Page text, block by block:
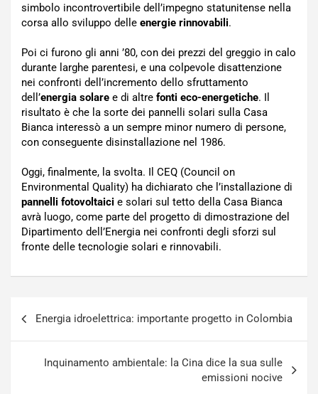
simbolo incontrovertibile dell’impegno statunitense nella
corsa allo sviluppo delle energie rinnovabili.
Poi ci furono gli anni ’80, con dei prezzi del greggio in calo
durante larghe parentesi, e una colpevole disattenzione
nei confronti dell’incremento dello sfruttamento
dell’energia solare e di altre fonti eco-energetiche. Il
risultato è che la sorte dei pannelli solari sulla Casa
Bianca interessò a un sempre minor numero di persone,
con conseguente disinstallazione nel 1986.
Oggi, finalmente, la svolta. Il CEQ (Council on
Environmental Quality) ha dichiarato che l’installazione di
pannelli fotovoltaici e solari sul tetto della Casa Bianca
avrà luogo, come parte del progetto di dimostrazione del
Dipartimento dell’Energia nei confronti degli sforzi sul
fronte delle tecnologie solari e rinnovabili.
articoli
Energia idroelettrica: importante progetto in Colombia
Inquinamento ambientale: la Cina dice la sua sulle
emissioni nocive